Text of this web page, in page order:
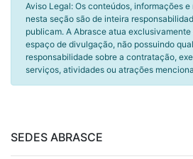
Aviso Legal: Os conteúdos, informações
nesta seção são de inteira
publicam. A Abrasce atua
espaço de divulgação, não possuindo
responsabilidade sobre a contratação,
serviços, atividades ou atrações
SEDES ABRASCE